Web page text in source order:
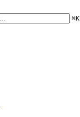
⌘K